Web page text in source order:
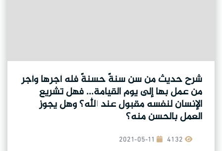
شرح حديث من سن سنةً حسنةً فله أجرها وأجر
من عمل بها إلى يوم القيامة... فهل تشريع
الإنسان لنفسه مقبول عند الله؟ وهل يجوز
العمل بالحسن منه؟
2021-05-11